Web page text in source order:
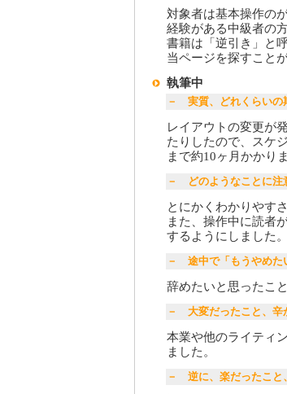
対象者は基本操作の
経験がある中級者の
書籍は「逆引き」と
当ページを探すこと
執筆中
－ 実質、どれくらいの
レイアウトの変更が
たりしたので、スケ
まで約10ヶ月かかり
－ どのようなことに注
とにかくわかりやす
また、操作中に読者
するようにしました。
－ 途中で「もうやめた
辞めたいと思ったこ
－ 大変だったこと、辛
本業や他のライティ
ました。
－ 逆に、楽だったこと